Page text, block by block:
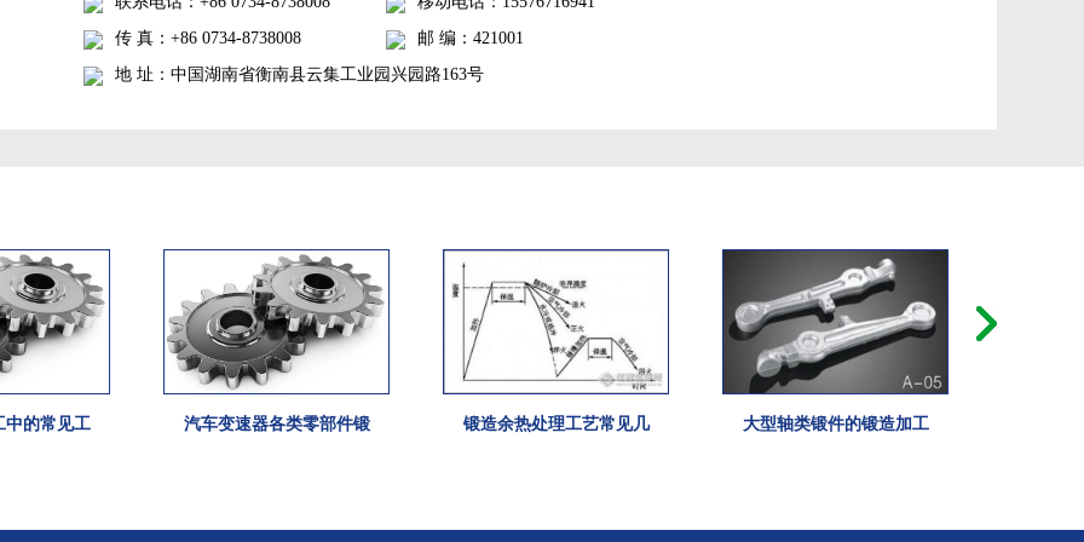
传 真：+86 0734-8738008
邮 编：421001
地 址：中国湖南省衡南县云集工业园兴园路163号
中的常见工 汽车变速器各类零部件锻 锻造余热处理工艺常见几 大型轴类锻件的锻造加工